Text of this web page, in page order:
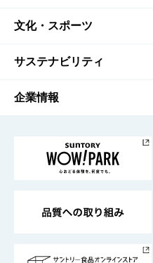
商品一覧
商品発売情報
栄養成分一覧
知る・楽しむTOP
キャンペーン
工場見学
地域情報
文化・スポーツ
文化・スポーツTOP
サントリーホール
サントリーサンバーズ大
サステナビリティ
サステナビリティTOP
サントリーが考えるサ
企業情報
企業概要